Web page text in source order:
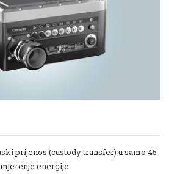
prijenos (custody transfer) u samo 45
energije